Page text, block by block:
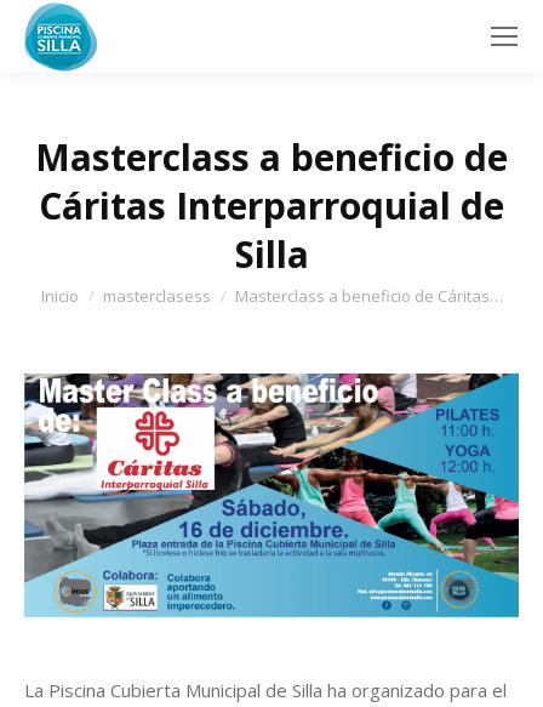
Masterclass a beneficio de
Cáritas Interparroquial de
Silla
Estás aquí:
Inicio masterclasess Masterclass a beneficio de Cáritas…
La Piscina Cubierta Municipal de Silla ha organizado para el